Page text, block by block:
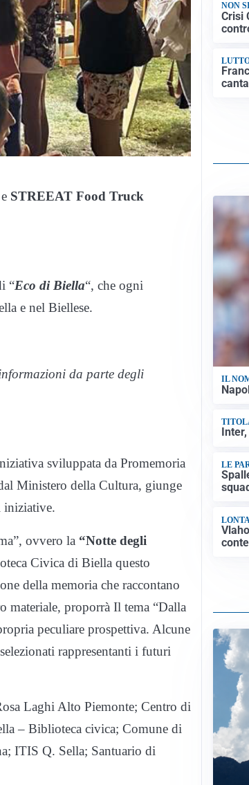
e STREEAT Food Truck
“Eco di Biella“, che ogni
e nel Biellese.
da parte degli
sviluppata da Promemoria
Ministero della Cultura, giunge
iniziative.
ovvero la “Notte degli
Civica di Biella questo
della memoria che raccontano
materiale, proporrà Il tema “Dalla
peculiare prospettiva. Alcune
rappresentanti i futuri
Laghi Alto Piemonte; Centro di
– Biblioteca civica; Comune di
ITIS Q. Sella; Santuario di
NON
Crisi
IL
LE